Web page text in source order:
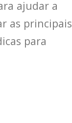
ajudar a
as principais
para